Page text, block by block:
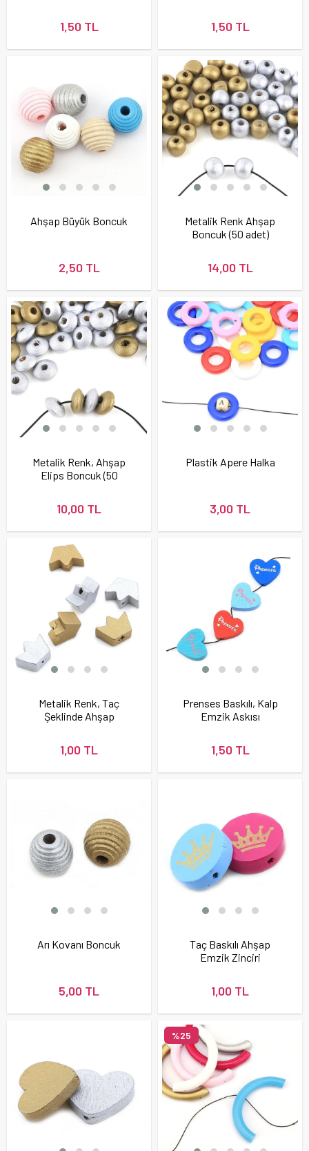
1,50 TL 1,50 TL
Ahşap Büyük Boncuk
2,50 TL
Metalik Renk Ahşap
Boncuk (50 adet)
14,00 TL
Metalik Renk, Ahşap
Elips Boncuk (50
10,00 TL
Plastik Apere Halka
3,00 TL
Metalik Renk, Taç
Şeklinde Ahşap
1,00 TL
Prenses Baskılı, Kalp
Emzik Askısı
1,50 TL
Arı Kovanı Boncuk
5,00 TL
Taç Baskılı Ahşap
Emzik Zinciri
1,00 TL
%25